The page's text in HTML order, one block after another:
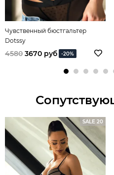
Чувственный бюстгальтер
Dotssy
4580 3670 руб -20%
SALE 20